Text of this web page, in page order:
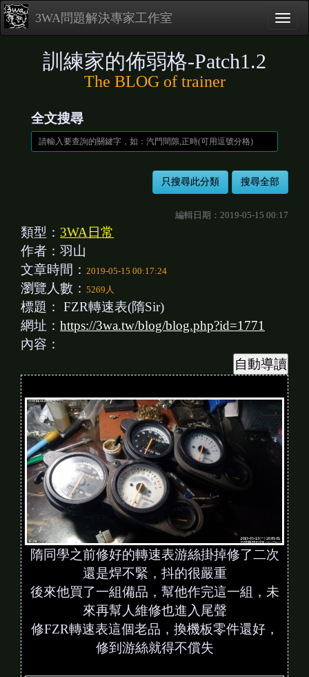
3WA問題解決專家工作室
訓練家的佈弱格-Patch1.2
The BLOG of trainer
全文搜尋
編輯日期：2019-05-15 00:17
類型： 3WA日常
作者：羽山
文章時間： 2019-05-15 00:17:24
瀏覽人數： 5269人
標題： FZR轉速表(隋Sir)
網址： https://3wa.tw/blog/blog.php?id=1771
內容：
隋同學之前修好的轉速表游絲掛掉修了二次
還是焊不緊，抖的很嚴重
後來他買了一組備品，幫他作完這一組，未
來再幫人維修也進入尾聲
修FZR轉速表這個老品，換機板零件還好，
修到游絲就得不償失